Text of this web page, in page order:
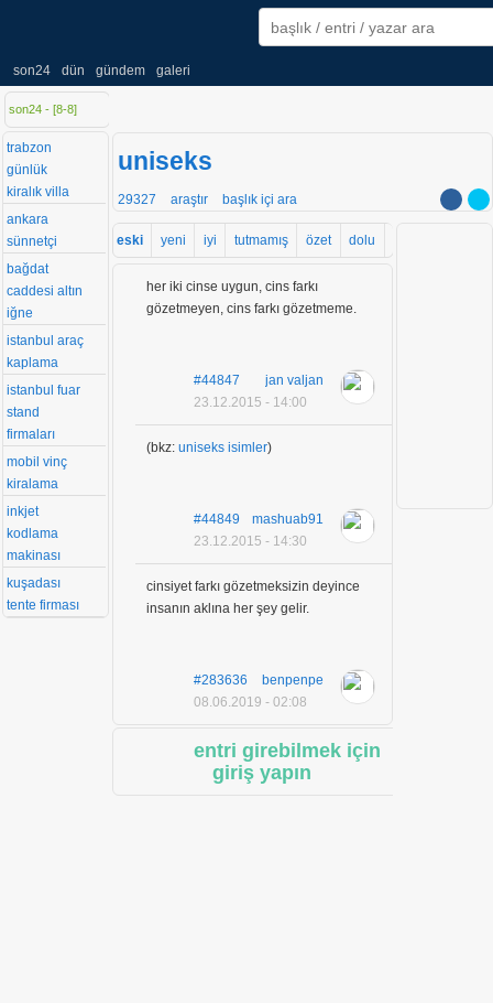
son24 dün gündem galeri
son24 - [8-8]
trabzon
günlük
kiralık villa
ankara
sünnetçi
bağdat
caddesi altın
iğne
istanbul araç
kaplama
istanbul fuar
stand
firmaları
mobil vinç
kiralama
inkjet
kodlama
makinası
kuşadası
tente firması
uniseks
29327 araştır başlık içi ara
eski yeni iyi tutmamış özet dolu
her iki cinse uygun, cins farkı
gözetmeyen, cins farkı gözetmeme.
#44847
jan valjan
23.12.2015 - 14:00
(bkz: uniseks isimler)
#44849
mashuab91
23.12.2015 - 14:30
cinsiyet farkı gözetmeksizin deyince
insanın aklına her şey gelir.
#283636
benpenpe
08.06.2019 - 02:08
entri girebilmek için
giriş yapın